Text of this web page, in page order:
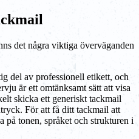
det några viktiga överväganden
del av professionell etikett, och
är ett omtänksamt sätt att visa
skicka ett generiskt tackmail
För att få ditt tackmail att
på tonen, språket och strukturen i